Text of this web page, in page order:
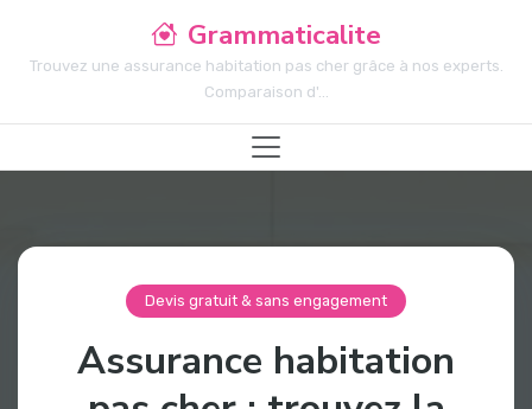
Grammaticalite
Trouvez une assurance habitation pas cher grâce à nos experts.
Comparaison d'...
Devis gratuit & sans engagement
Assurance habitation